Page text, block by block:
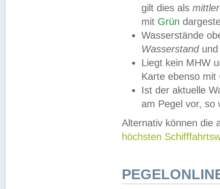
gilt dies als
mit Grün
Wasserstände
Wasserstandund
Liegt kein MHW
Karte ebenso mit
Ist der aktuelle
am Pegel vor,
Alternativ können die
höchsten